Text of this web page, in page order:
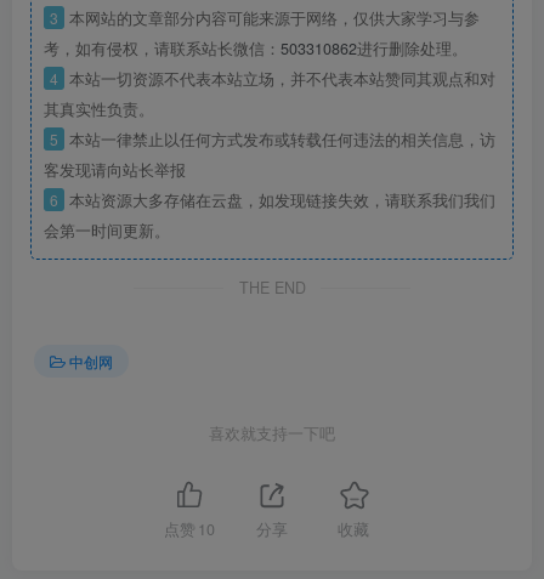
3 本网站的文章部分内容可能来源于网络，仅供大家学习与参
考，如有侵权，请联系站长微信： 503310862进行删除处理。
4 本站一切资源不代表本站立场，并不代表本站赞同其观点和对
其真实性负责。
5 本站一律禁止以任何方式发布或转载任何违法的相关信息，访
客发现请向站长举报
6 本站资源大多存储在云盘，如发现链接失效，请联系我们我们
会第一时间更新。
THE END
中创网
喜欢就支持一下吧
点赞 10 分享 收藏